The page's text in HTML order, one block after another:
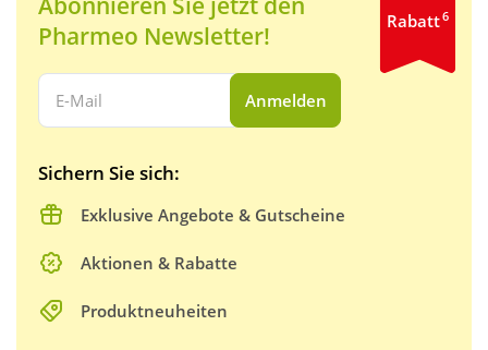
Pharmeo Newsletter!
Ihre E-Mail Adresse:
Anmelden
Sichern Sie sich:
Exklusive Angebote & Gutscheine
Aktionen & Rabatte
Produktneuheiten
Rabatt6